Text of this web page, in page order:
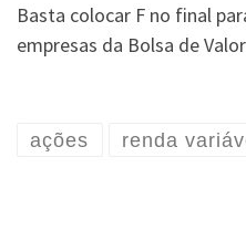
Basta colocar F no final
empresas da Bolsa de
ações renda